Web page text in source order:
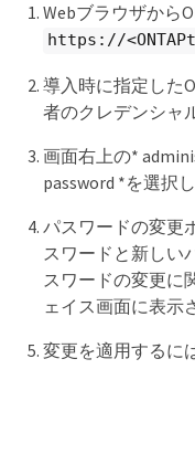
Webブラウザから
https://
導入時に指定した
者のクレデンシャ
画面右上の*
password *を選択し
パスワードの変更
スワードと新しい
スワードの変更に
ェイス画面に表示
変更を適用するに